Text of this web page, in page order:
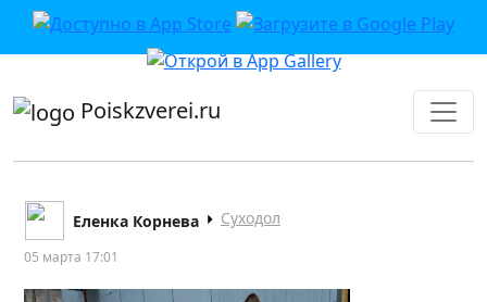
приложении или в VK">
Poiskzverei.ru
Еленка Корнева Суходол
05 марта 17:01